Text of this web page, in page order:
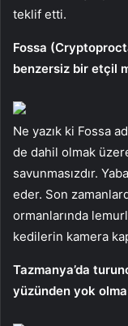
teklif etti.
Fossa
benzersiz bir etçil
Ne yazık ki Fossa
de dahil olmak
savunmasızdır.
eder. Son
ormanlarında
kedilerin kamera
Tazmanya’da
yüzünden yok